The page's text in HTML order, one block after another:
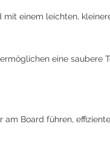
mit einem leichten,
eine saubere
Board führen,